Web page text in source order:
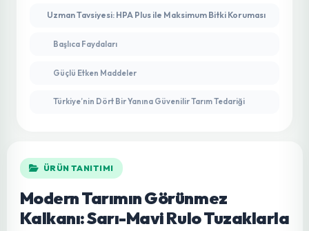
Uzman Tavsiyesi: HPA Plus ile Maksimum Bitki Koruması
Başlıca Faydaları
Güçlü Etken Maddeler
ÜRÜN TANITIMI